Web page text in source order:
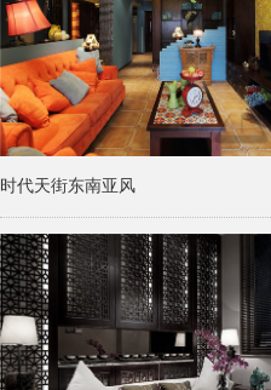
时代天街东南亚风